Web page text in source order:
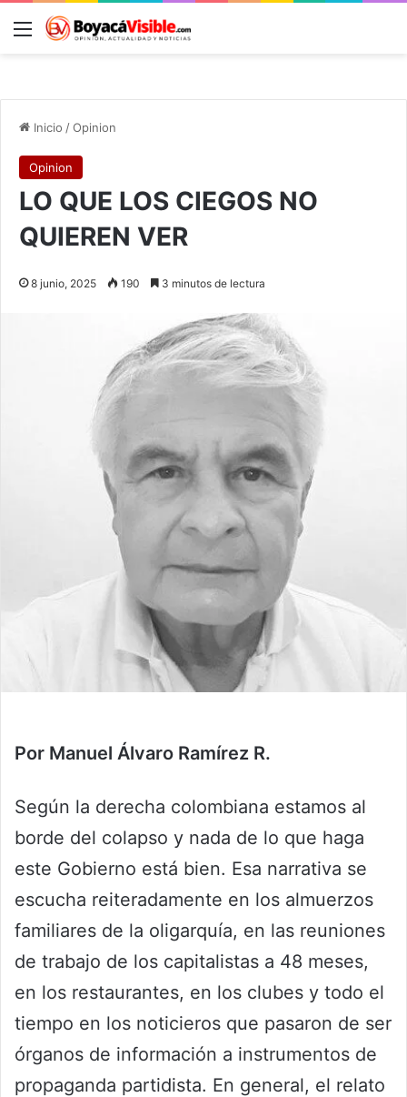
Menú
Inicio /Opinion
Opinion
LO QUE LOS CIEGOS NO
QUIEREN VER
8 junio, 2025 190 3 minutos de lectura
Por Manuel Álvaro Ramírez R.
Según la derecha colombiana estamos al
borde del colapso y nada de lo que haga
este Gobierno está bien. Esa narrativa se
escucha reiteradamente en los almuerzos
familiares de la oligarquía, en las reuniones
de trabajo de los capitalistas a 48 meses,
en los restaurantes, en los clubes y todo el
tiempo en los noticieros que pasaron de ser
órganos de información a instrumentos de
propaganda partidista. En general, el relato